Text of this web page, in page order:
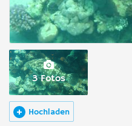
3 Fotos
Hochladen